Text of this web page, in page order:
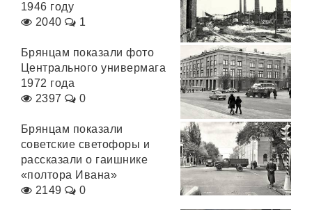
1946 году
2040
1
Брянцам показали фото
Центрального универмага
1972 года
2397
0
Брянцам показали
советские светофоры и
рассказали о гаишнике
«полтора Ивана»
2149
0